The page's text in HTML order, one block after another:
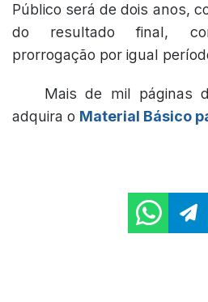
Público será de dois anos,
do resultado final,
prorrogação por igual
Mais de mil páginas
adquira o Material Básico